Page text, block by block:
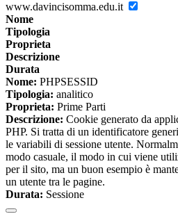
www.davincisomma.edu.it
Nome
Tipologia
Proprieta
Descrizione
Durata
Nome: PHPSESSID
Tipologia: analitico
Proprieta: Prime Parti
Descrizione: Cookie generato da
PHP. Si tratta di un identificatore
le variabili di sessione utente.
modo casuale, il modo in cui viene
per il sito, ma un buon esempio è
un utente tra le pagine.
Durata: Sessione